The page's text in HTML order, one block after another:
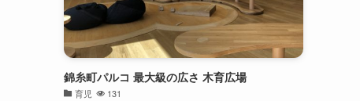
錦糸町パルコ 最大級の広さ 木育広場
育児 131